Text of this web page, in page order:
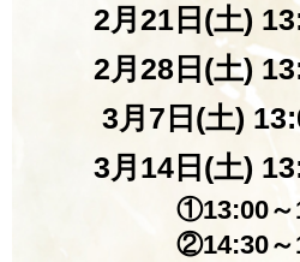
2月21日(土)
2月28日(土)
3月7日(土)
3月14日(土)
①13:00～
②14:30～